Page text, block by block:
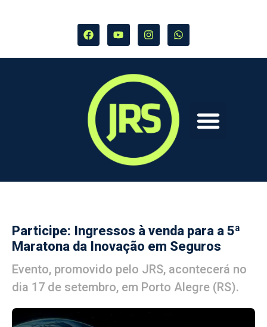
Participe: Ingressos à venda para a 5ª
Maratona da Inovação em Seguros
Evento, promovido pelo JRS, acontecerá no
dia 17 de setembro, em Porto Alegre (RS).